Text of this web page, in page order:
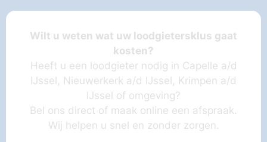
Wilt u weten wat uw loodgietersklus gaat
kosten?
Heeft u een loodgieter nodig in Capelle a/d
IJssel, Nieuwerkerk a/d IJssel, Krimpen a/d
IJssel of omgeving?
Bel ons direct of maak online een afspraak.
Wij helpen u snel en zonder zorgen.